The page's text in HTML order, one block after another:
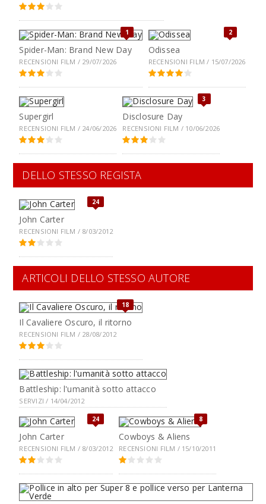
1
Spider-Man: Brand New Day
RECENSIONI FILM / 29/07/2026
2
Odissea
RECENSIONI FILM / 15/07/2026
Supergirl
RECENSIONI FILM / 24/06/2026
3
Disclosure Day
RECENSIONI FILM / 10/06/2026
DELLO STESSO REGISTA
24
John Carter
RECENSIONI FILM / 8/03/2012
ARTICOLI DELLO STESSO AUTORE
18
Il Cavaliere Oscuro, il ritorno
RECENSIONI FILM / 28/08/2012
Battleship: l'umanità sotto attacco
SERVIZI / 14/04/2012
24
John Carter
RECENSIONI FILM / 8/03/2012
8
Cowboys & Aliens
RECENSIONI FILM / 15/10/2011